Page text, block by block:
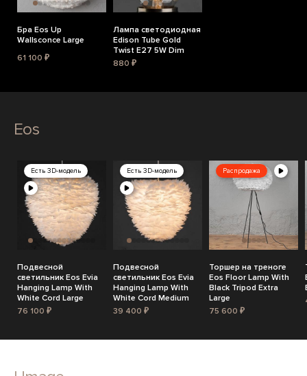
Бра Eos Up
Wallsconce Large
61 100 ₽
Лампа светодиодная
Edison Tube Gold
Twist E27 5W Dim
880 ₽
Eos
Есть 3D-модель
Подвесной
светильник Eos Evia
Hanging Lamp With
White Cord Large
76 100 ₽
Есть 3D-модель
Подвесной
светильник Eos Evia
Hanging Lamp With
White Cord Medium
39 400 ₽
Распродажа
Торшер на треноге
Eos Floor Lamp With
Black Tripod Extra
Large
75 600 ₽